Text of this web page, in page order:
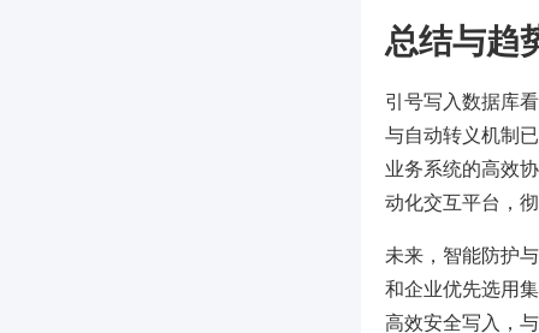
总结与趋
引号写入数据库
与自动转义机制
业务系统的高效
动化交互平台，
未来，智能防护
和企业优先选用
高效安全写入，